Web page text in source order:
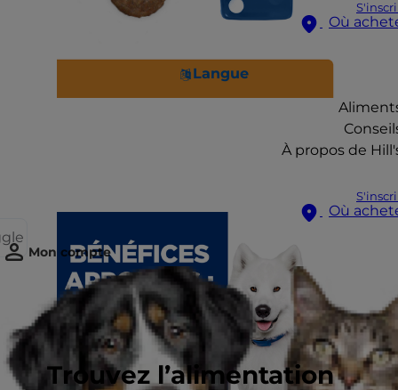
Où
Langue
À propos de
Où
Mon compte
Trouvez l’alimentation